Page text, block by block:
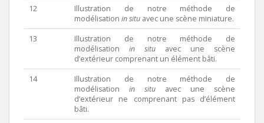
12
Illustration de notre méthode de
modélisation in situ avec une scène miniature.
13
Illustration de notre méthode de
modélisation in situ avec une scène
d’extérieur comprenant un élément bâti.
14
Illustration de notre méthode de
modélisation in situ avec une scène
d’extérieur ne comprenant pas d’élément
bâti.